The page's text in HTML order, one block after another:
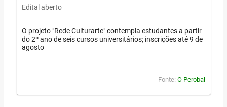
Edital aberto
O projeto "Rede Culturarte" contempla estudantes a partir
do 2º ano de seis cursos universitários; inscrições até 9 de
agosto
Fonte: O Perobal